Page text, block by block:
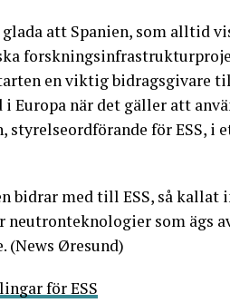
att Spanien, som alltid
en viktig bidragsgivare
Europa när det gäller att
styrelseordförande för ESS, i
bidrar med till ESS, så kallat
neutronteknologier som ägs
(News Øresund)
för ESS